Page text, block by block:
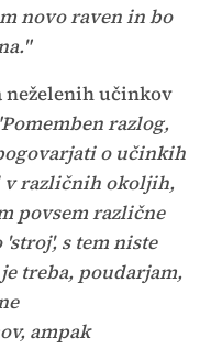
novo raven in bo
neželenih učinkov
razlog,
o učinkih
v različnih okoljih,
povsem različne
s tem niste
treba, poudarjam,
ampak